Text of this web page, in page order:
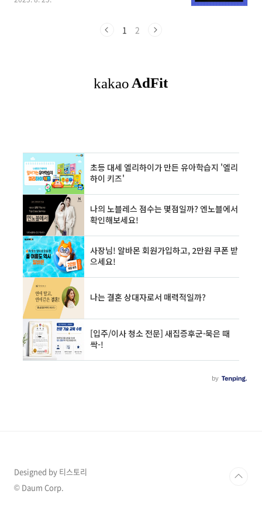
부 소각 → 신용 회복 기회 제공📌 배드뱅크 자..
목차상생페이백 한눈에 보기 : 환급 계산 예시신
보기2024년 월평균 카드 사용액 대비 2025년
9~11월 월별 증가분의 20% 환급월 최대 10만
1 2
Designed by 티스토리
© Daum Corp.